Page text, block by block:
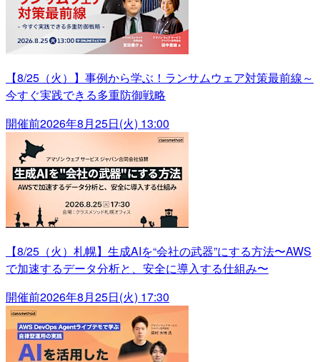
【8/25（火）】事例から学ぶ！ランサムウェア対策最前線～
今すぐ実践できる多重防御戦略
開催前2026年8月25日(火) 13:00
【8/25（火）札幌】生成AIを“会社の武器”にする方法〜AWS
で加速するデータ分析と、安全に導入する仕組み〜
開催前2026年8月25日(火) 17:30